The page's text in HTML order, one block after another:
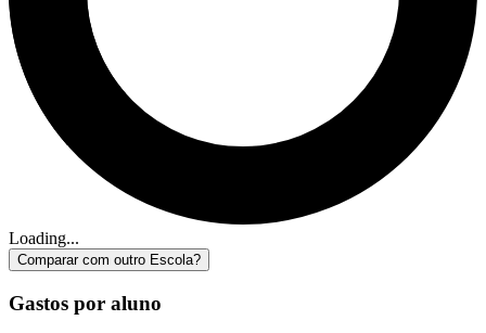
Loading...
Comparar com outro Escola?
Gastos por aluno